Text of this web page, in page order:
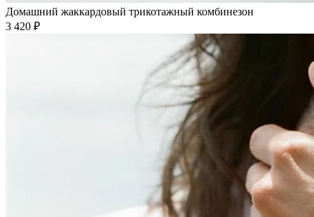
Домашний жаккардовый трикотажный комбинезон
3 420 ₽